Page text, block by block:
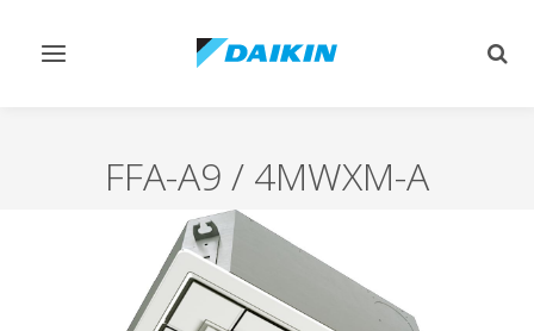
Afficher/masquer
FFA-A9 / 4MWXM-A